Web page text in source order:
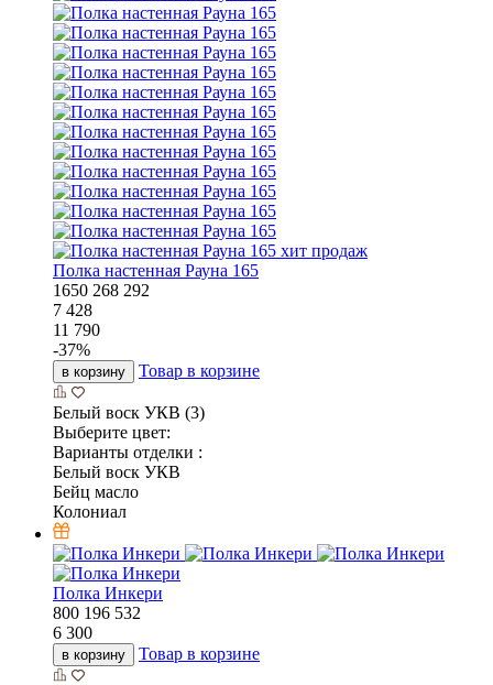
хит продаж
Полка настенная Рауна 165
1650 268 292
7 428
11 790
-37%
в корзину Товар в корзине
Белый воск УКВ (3)
Выберите цвет:
Варианты отделки :
Белый воск УКВ
Бейц масло
Колониал
Полка Инкери
800 196 532
6 300
в корзину Товар в корзине